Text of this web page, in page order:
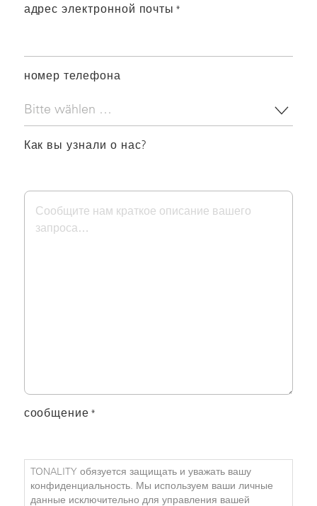
адрес электронной почты *
номер телефона
Как вы узнали о нас?
сообщение *
TONALITY обязуется защищать и уважать вашу
конфиденциальность. Мы используем ваши личные
данные исключительно для управления вашей